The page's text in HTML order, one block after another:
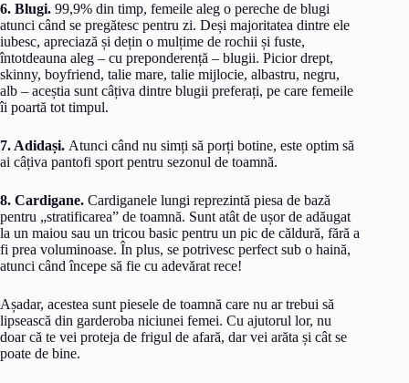
6. Blugi. 99,9% din timp, femeile aleg o pereche de blugi
atunci când se pregătesc pentru zi. Deși majoritatea dintre ele
iubesc, apreciază și dețin o mulțime de rochii și fuste,
întotdeauna aleg – cu preponderență – blugii. Picior drept,
skinny, boyfriend, talie mare, talie mijlocie, albastru, negru,
alb – aceștia sunt câțiva dintre blugii preferați, pe care femeile
îi poartă tot timpul.
7. Adidași. Atunci când nu simți să porți botine, este optim să
ai câțiva pantofi sport pentru sezonul de toamnă.
8. Cardigane. Cardiganele lungi reprezintă piesa de bază
pentru „stratificarea” de toamnă. Sunt atât de ușor de adăugat
la un maiou sau un tricou basic pentru un pic de căldură, fără a
fi prea voluminoase. În plus, se potrivesc perfect sub o haină,
atunci când începe să fie cu adevărat rece!
Așadar, acestea sunt piesele de toamnă care nu ar trebui să
lipsească din garderoba niciunei femei. Cu ajutorul lor, nu
doar că te vei proteja de frigul de afară, dar vei arăta și cât se
poate de bine.